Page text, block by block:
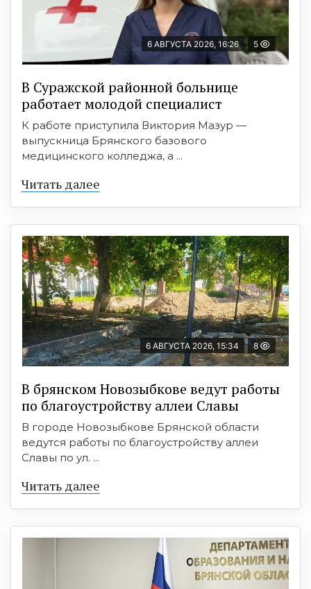
6 АВГУСТА 2026, 16:26 5
В Суражской районной больнице
работает молодой специалист
К работе приступила Виктория Мазур —
выпускница Брянского базового
медицинского колледжа, а ...
Читать далее
6 АВГУСТА 2026, 15:34 8
В брянском Новозыбкове ведут работы
по благоустройству аллеи Славы
В городе Новозыбкове Брянской области
ведутся работы по благоустройству аллеи
Славы по ул. ...
Читать далее